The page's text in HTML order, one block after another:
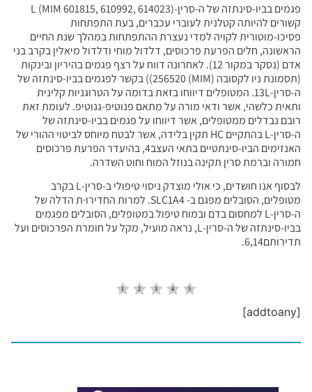
פגמים בביו-סינתזה של ה-סרין-L (MIM 601815, 610992, 614023)
קשורים להיותה קטלנית לעוברי עכברים, בעת התפתחות
פסיכו-מוטורית לקויה למדי נעצרת ההתפתחות במהלך שנת החיים
הראשונה, חלים הפרעת פרכוסים, דלדול מוחי ודלדול מיאלין בקרב בני
אדם (נסקר במקור 12). לאחרונה דווח על רצף פגמים בהיריון ובינקות
(תסמונת ניו לקסובה (MIM) 256520)) בקשר לפגמים בביו-סינתזה של
ה-סרין-13L. המטופלים דיווחו בזאת בדומה על הטרוגניות קלינית
ותאית כלשהי, אשר ודאי מורה על מתאם פנוטיפ-גנוטיפ. לעומת זאת
רובם נבדלים ממטופלים, אשר דיווחו על פגמים בביו-סינתזה של
ה-סרין-L בהתקיים HC תקין בלידה, אשר לבטח מיוחס לביטוי ההורי של
האנזימים הביו-סינתטיים בתאי העצב4, בהיעדר הפרעת פרכוסים
חמורה וברמת סרין תקינה בנוזל המוח וחוט השדרה.
לבסוף אנו חושדים, כי אולי מוצדק ניסוי טיפולי ב-סרין-L בקרב
מטופלים, הסובלים מפגם ב- SLC1A4. למרות החדירו∙ת הדלה של
ה-סרין-L למחסום בדם ובמוח טיפול במטופלים, הסובלים מפגמים
בביו-סינתזה של ה-סרין-L, נראה מועיל, מקל על חומרת הפרכוסים ועל
תדירותם6,14.
[addtoany]